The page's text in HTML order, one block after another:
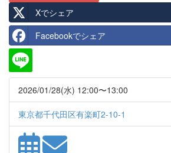
Xでシェア
Facebookでシェア
2026/01/28(水) 12:00〜13:00
東京都千代田区有楽町2-10-1